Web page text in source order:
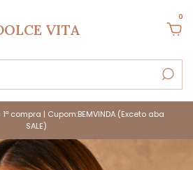
VITA
0
compra | Cupom:BEMVINDA (Exceto aba
SALE)